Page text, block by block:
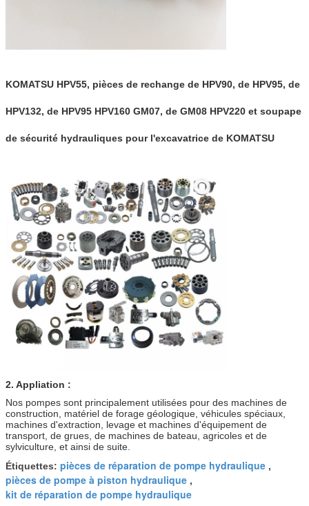
KOMATSU HPV55, pièces de rechange de HPV90, de HPV95, de
HPV132, de HPV95 HPV160 GM07, de GM08 HPV220 et soupape
de sécurité hydrauliques pour l'excavatrice de KOMATSU
2. Appliation :
Nos pompes sont principalement utilisées pour des machines de
construction, matériel de forage géologique, véhicules spéciaux,
machines d'extraction, levage et machines d'équipement de
transport, de grues, de machines de bateau, agricoles et de
sylviculture, et ainsi de suite.
Étiquettes: pièces de réparation de pompe hydraulique ,
pièces de pompe à piston hydraulique ,
kit de réparation de pompe hydraulique